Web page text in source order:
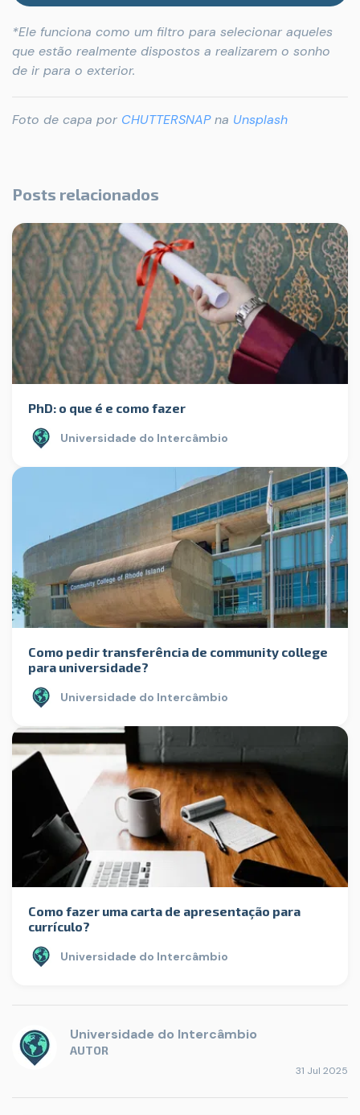
*Ele funciona como um filtro para selecionar aqueles
que estão realmente dispostos a realizarem o sonho
de ir para o exterior.
Foto de capa por CHUTTERSNAPna Unsplash
Posts relacionados
PhD: o que é e como fazer
Universidade do Intercâmbio
Como pedir transferência de community college
para universidade?
Universidade do Intercâmbio
Como fazer uma carta de apresentação para
currículo?
Universidade do Intercâmbio
Universidade do Intercâmbio
AUTOR
31 Jul 2025